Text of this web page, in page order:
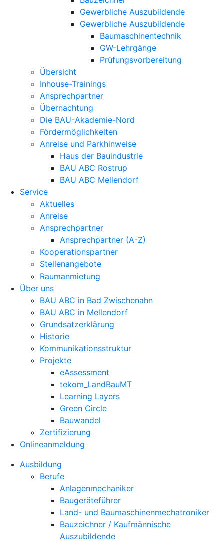
Gewerbliche Auszubildende
Gewerbliche Auszubildende
Baumaschinentechnik
GW-Lehrgänge
Prüfungsvorbereitung
Übersicht
Inhouse-Trainings
Ansprechpartner
Übernachtung
Die BAU-Akademie-Nord
Fördermöglichkeiten
Anreise und Parkhinweise
Haus der Bauindustrie
BAU ABC Rostrup
BAU ABC Mellendorf
Service
Aktuelles
Anreise
Ansprechpartner
Ansprechpartner (A-Z)
Kooperationspartner
Stellenangebote
Raumanmietung
Über uns
BAU ABC in Bad Zwischenahn
BAU ABC in Mellendorf
Grundsatzerklärung
Historie
Kommunikationsstruktur
Projekte
eAssessment
tekom_LandBauMT
Learning Layers
Green Circle
Bauwandel
Zertifizierung
Onlineanmeldung
Ausbildung
Berufe
Anlagenmechaniker
Baugeräteführer
Land- und Baumaschinenmechatroniker
Bauzeichner / Kaufmännische
Auszubildende